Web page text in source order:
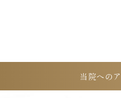
当院への